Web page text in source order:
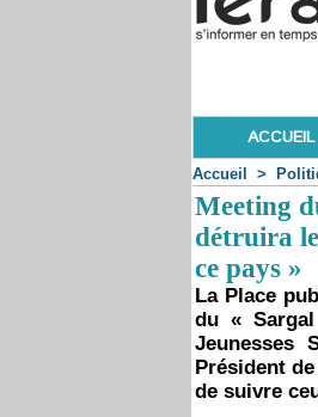
ACCUEIL
Accueil >
Meeting
détruira
ce pays »
La Place
du «
Jeunesses
Président
de suivre